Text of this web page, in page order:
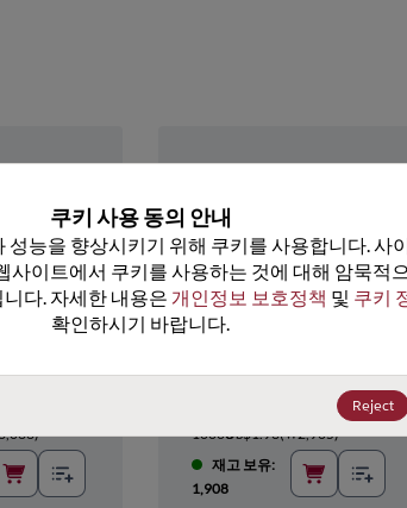
)
LM385AYZ-2.5
데이터시트
25+
)
10000+US$1.93(₩2,905)
재고 보유:
1,908
쿠키 사용 동의 안내
성능을 향상시키기 위해 쿠키를 사용합니다. 사
사이트에서 쿠키를 사용하는 것에 대해 암묵적
다. 자세한 내용은 개인정보 보호정책 및 쿠키
확인하시기 바랍니다.
Reject